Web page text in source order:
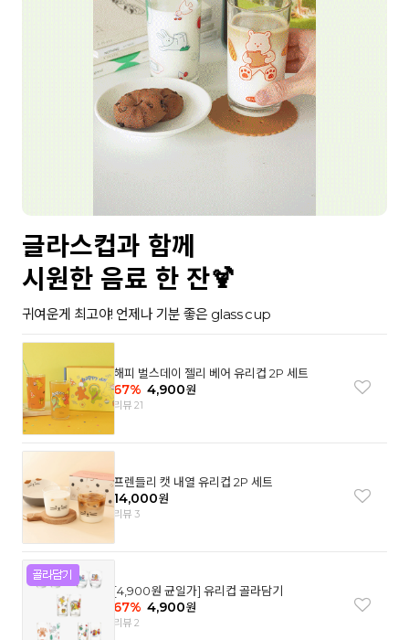
글라스컵과 함께
시원한 음료 한 잔🍹
귀여운게 최고야! 언제나 기분 좋은 glass cup
해피 벌스데이 젤리 베어 유리컵 2P 세트
67% 4,900원
리뷰 21
프렌들리 캣 내열 유리컵 2P 세트
14,000원
리뷰 3
[4,900원 균일가] 유리컵 골라담기
67% 4,900원
리뷰 2